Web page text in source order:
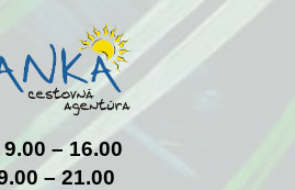
– 16.00
– 21.00